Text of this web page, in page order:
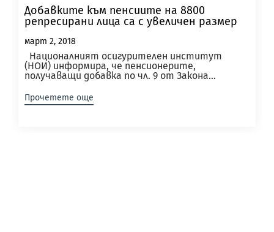
Добавките към пенсиите на 8800
репресирани лица са с увеличен размер
март 2, 2018
Националният осигурителен институт
(НОИ) информира, че пенсионерите,
получаващи добавка по чл. 9 от Закона...
Прочетете още